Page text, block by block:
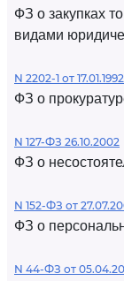
ФЗ о закупках
видами
N 2202-1 от 17.01.1992
ФЗ о
N 127-ФЗ 26.10.2002
ФЗ о
N 152-ФЗ от
ФЗ о
N 44-ФЗ от